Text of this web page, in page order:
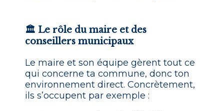
🏛️ Le rôle du maire et des
conseillers municipaux
Le maire et son équipe gèrent tout ce
qui concerne ta commune, donc ton
environnement direct. Concrètement,
ils s’occupent par exemple :